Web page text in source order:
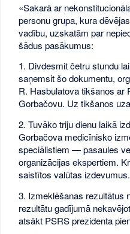
«Sakarā ar
personu grupa, kura
vadību, uzskatām par
šādus pasākumus:
1. Divdesmit četru stundu
saņemsit šo dokumentu,
R. Hasbulatova tikšanos ar
Gorbačovu. Uz tikšanos
2. Tuvāko triju dienu laikā
Gorbačova medicīnisko
speciālistiem — pasaules
organizācijas ekspertiem.
saistītos valūtas izdevumus.
3. Izmeklēšanas rezultātus
rezultātu gadījumā
atsākt PSRS prezidenta